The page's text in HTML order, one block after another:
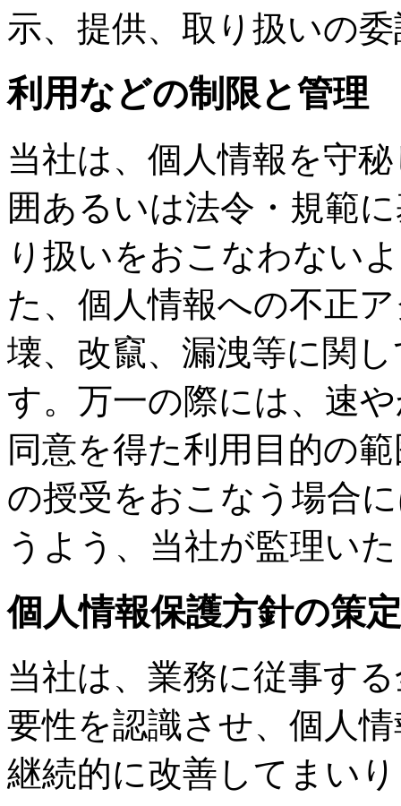
示、提供、取り扱いの
利用などの制限と管理
当社は、個人情報を守
囲あるいは法令・規範
り扱いをおこなわない
た、個人情報への不正
壊、改竄、漏洩等に関
す。万一の際には、速
同意を得た利用目的の
の授受をおこなう場合
うよう、当社が監理い
個人情報保護方針の策
当社は、業務に従事す
要性を認識させ、個人
継続的に改善してまい